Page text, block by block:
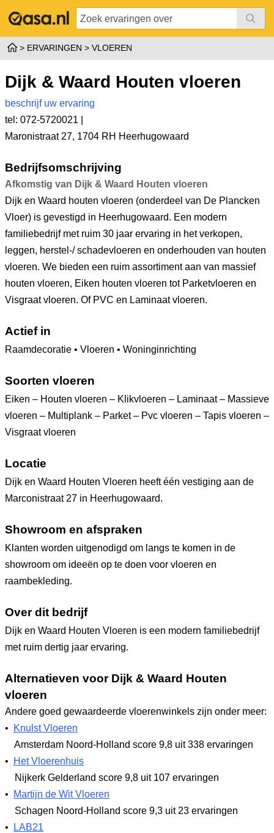
ERVARINGEN VLOEREN
Dijk & Waard Houten vloeren
beschrijf uw ervaring
tel: 072-5720021 |
Maronistraat 27, 1704 RH Heerhugowaard
Bedrijfsomschrijving
Afkomstig van Dijk & Waard Houten vloeren
Dijk en Waard houten vloeren (onderdeel van De Plancken
Vloer) is gevestigd in Heerhugowaard. Een modern
familiebedrijf met ruim 30 jaar ervaring in het verkopen,
leggen, herstel-/ schadevloeren en onderhouden van houten
vloeren. We bieden een ruim assortiment aan van massief
houten vloeren, Eiken houten vloeren tot Parketvloeren en
Visgraat vloeren. Of PVC en Laminaat vloeren.
Actief in
Raamdecoratie • Vloeren • Woninginrichting
Soorten vloeren
Eiken – Houten vloeren – Klikvloeren – Laminaat – Massieve
vloeren – Multiplank – Parket – Pvc vloeren – Tapis vloeren –
Visgraat vloeren
Locatie
Dijk en Waard Houten Vloeren heeft één vestiging aan de
Marconistraat 27 in Heerhugowaard.
Showroom en afspraken
Klanten worden uitgenodigd om langs te komen in de
showroom om ideeën op te doen voor vloeren en
raambekleding.
Over dit bedrijf
Dijk en Waard Houten Vloeren is een modern familiebedrijf
met ruim dertig jaar ervaring.
Alternatieven voor Dijk & Waard Houten
vloeren
Andere goed gewaardeerde vloerenwinkels zijn onder meer:
•
Knulst Vloeren
Amsterdam Noord-Holland score 9,8 uit 338 ervaringen
•
Het Vloerenhuis
Nijkerk Gelderland score 9,8 uit 107 ervaringen
•
Martijn de Wit Vloeren
Schagen Noord-Holland score 9,3 uit 23 ervaringen
•
LAB21